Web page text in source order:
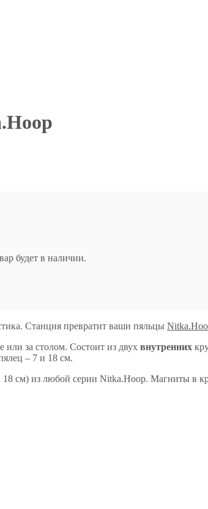
будет в наличии.
Станция превратит ваши пяльцы
за столом. Состоит из двух внутренних
– 7 и 18 см.
18 см) из любой серии Nitka.Hoop. Магниты в